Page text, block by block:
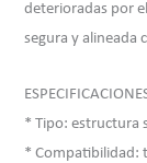
deterioradas por
segura y alineada
* Tipo: estructura
* Compatibilidad: